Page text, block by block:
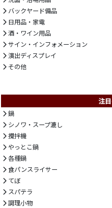
バックヤード備品
日用品・家電
酒・ワイン用品
サイン・インフォメーション
演出ディスプレイ
その他
注
鍋
シノワ・スープ漉し
攪拌機
やっとこ鍋
各種鍋
食パンスライサー
てぼ
スパテラ
調理小物